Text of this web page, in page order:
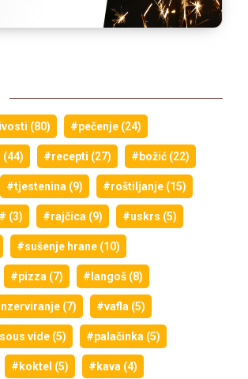
(80) #pečenje (24)
#recepti (27) #božić (22)
#tjestenina (9) #roštiljanje (15)
# (3) #rajčica (9) #uskrs (5)
#sušenje hrane (10)
#pizza (7) #langoš (8)
(7) #vafla (5)
vide (5) #palačinka (5)
#koktel (5) #kava (4)